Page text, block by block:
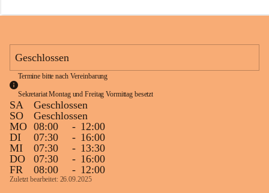
n
Geschlossen
Termine bitte nach Vereinbarung
Sekretariat Montag und Freitag Vormittag besetzt
SA
Geschlossen
SO
Geschlossen
MO 08:00 - 12:00
DI
07:30 - 16:00
MI
07:30 - 13:30
DO
07:30 - 16:00
FR
08:00 - 12:00
Zuletzt bearbeitet: 26.09.2025